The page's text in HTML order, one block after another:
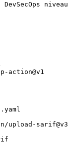
action@v1
upload-sarif@v3